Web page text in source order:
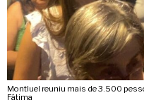
Montluel reuniu mais de 3.500
Fátima